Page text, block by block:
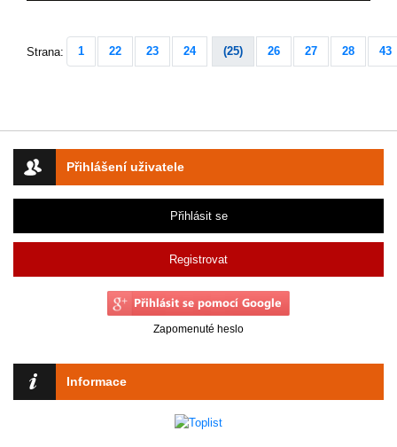
Přihlášení uživatele
Přihlásit se
Registrovat
Zapomenuté heslo
Informace
Strana: 1 22 23 24 (25) 26 27 28 43